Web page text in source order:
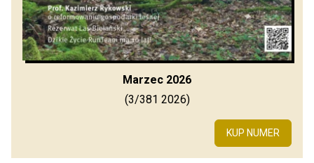
Marzec 2026
(3/381 2026)
KUP NUMER